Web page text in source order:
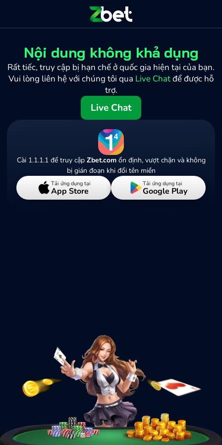
Nội dung không khả dụng
Rất tiếc, truy cập bị hạn chế ở quốc gia hiện tại của bạn.
Vui lòng liên hệ với chúng tôi qua Live Chatđể được hỗ
trợ.
Live Chat
Cài 1.1.1.1 để truy cập Zbet.comổn định, vượt chặn và không
bị gián đoạn khi đổi tên miền
Tải ứng dụng tại
App Store
Tải ứng dụng tại
Google Play